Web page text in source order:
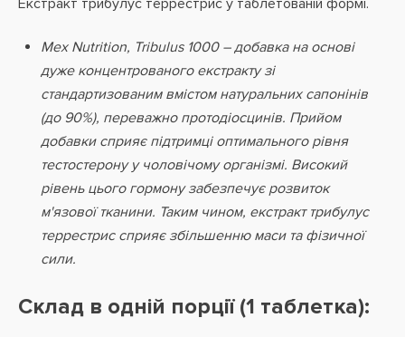
Екстракт трибулус террестрис у таблетованій формі.
Mex Nutrition, Tribulus 1000 – добавка на основі
дуже концентрованого екстракту зі
стандартизованим вмістом натуральних сапонінів
(до 90%), переважно протодіосцинів. Прийом
добавки сприяє підтримці оптимального рівня
тестостерону у чоловічому організмі. Високий
рівень цього гормону забезпечує розвиток
м'язової тканини. Таким чином, екстракт трибулус
террестрис сприяє збільшенню маси та фізичної
сили.
Склад в одній порції (1 таблетка):